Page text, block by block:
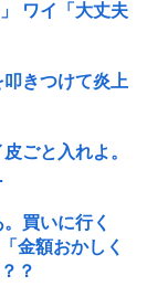
ワイ「大丈夫
叩きつけて炎上
ごと入れよ。
買いに行く
金額おかしく
？